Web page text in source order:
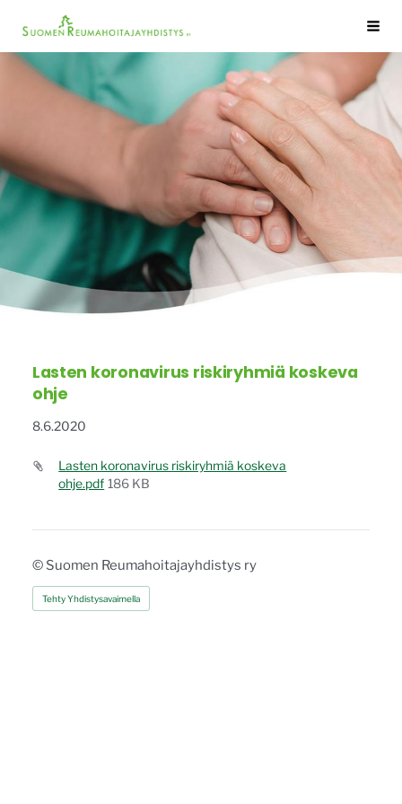
sivun
sisältöön
Sivuston etusivulle
Lasten koronavirus riskiryhmiä koskeva
ohje
8.6.2020
Lasten koronavirus riskiryhmiä koskeva
ohje.pdf 186 KB
© Suomen Reumahoitajayhdistys ry
Tehty Yhdistysavaimella